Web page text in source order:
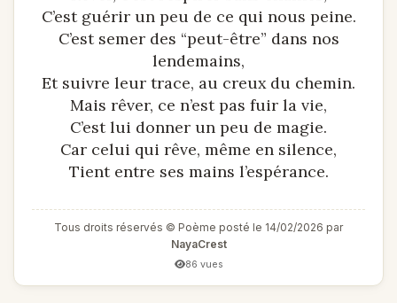
C’est guérir un peu de ce qui nous peine.
C’est semer des “peut-être” dans nos
lendemains,
Et suivre leur trace, au creux du chemin.
Mais rêver, ce n’est pas fuir la vie,
C’est lui donner un peu de magie.
Car celui qui rêve, même en silence,
Tient entre ses mains l’espérance.
Tous droits réservés © Poème posté le 14/02/2026 par
NayaCrest
86 vues